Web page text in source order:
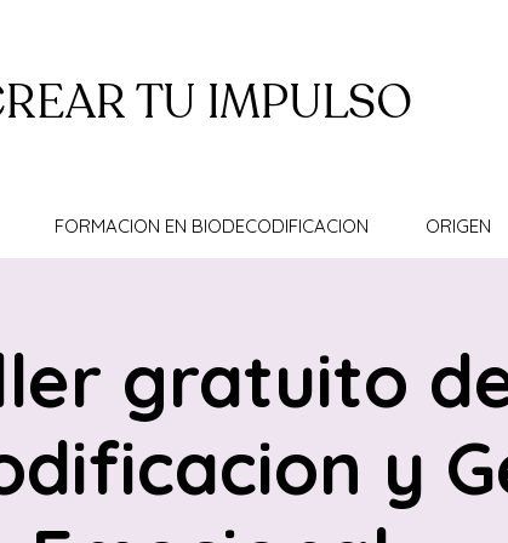
TU IMPULSO
FORMACION EN BIODECODIFICACION ORIGEN
gratuito
y